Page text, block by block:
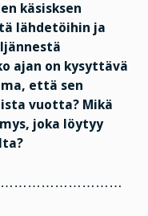
käsisksen
lähdetöihin ja
ajan on kysyttävä
että sen
vuotta? Mikä
joka löytyy